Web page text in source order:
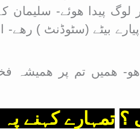
لوگ پیدا ھوئے-
بیٹے (سٹوڈنٹ )
ھمیں تم پر ھمیشہ
؟ تمہارے کہنے